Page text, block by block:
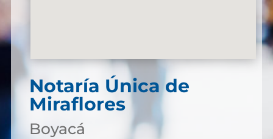
Notaría Única de
Miraflores
Boyacá